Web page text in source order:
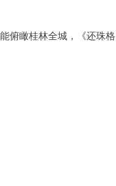
俯瞰桂林全城，《还珠格